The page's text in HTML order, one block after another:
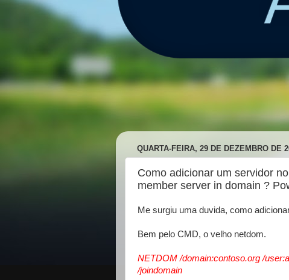
QUARTA-FEIRA, 29 DE DEZEMBRO DE
Como adicionar um servidor
member server in domain ?
Me surgiu uma duvida, como
Bem pelo CMD, o velho netdom.
NETDOM /domain:contoso.org /
/joindomain